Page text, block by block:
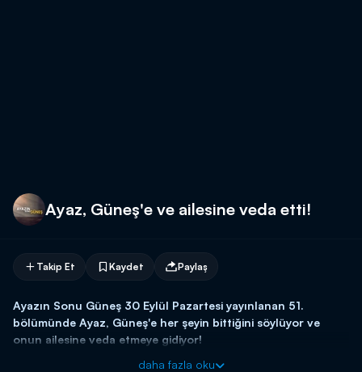
Ayaz, Güneş'e ve ailesine veda etti!
Takip Et Kaydet Paylaş
Ayazın Sonu Güneş 30 Eylül Pazartesi yayınlanan 51.
bölümünde Ayaz, Güneş'e her şeyin bittiğini söylüyor ve
onun ailesine veda etmeye gidiyor!
Ayazın Sonu Güneş yeni bölümleriyle hafta içi her gün
daha fazla oku